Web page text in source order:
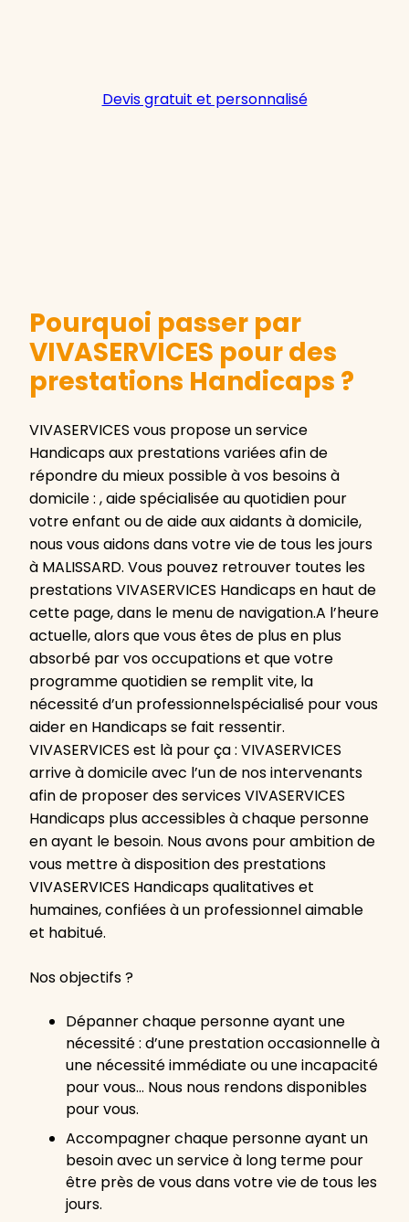
Devis gratuit et personnalisé
Pourquoi passer par
VIVASERVICES pour des
prestations Handicaps ?
VIVASERVICES vous propose un service
Handicaps aux prestations variées afin de
répondre du mieux possible à vos besoins à
domicile : , aide spécialisée au quotidien pour
votre enfant ou de aide aux aidants à domicile,
nous vous aidons dans votre vie de tous les jours
à MALISSARD. Vous pouvez retrouver toutes les
prestations VIVASERVICES Handicaps en haut de
cette page, dans le menu de navigation.A l’heure
actuelle, alors que vous êtes de plus en plus
absorbé par vos occupations et que votre
programme quotidien se remplit vite, la
nécessité d’un professionnelspécialisé pour vous
aider en Handicaps se fait ressentir.
VIVASERVICES est là pour ça : VIVASERVICES
arrive à domicile avec l’un de nos intervenants
afin de proposer des services VIVASERVICES
Handicaps plus accessibles à chaque personne
en ayant le besoin. Nous avons pour ambition de
vous mettre à disposition des prestations
VIVASERVICES Handicaps qualitatives et
humaines, confiées à un professionnel aimable
et habitué.
Nos objectifs ?
Dépanner chaque personne ayant une
nécessité : d’une prestation occasionnelle à
une nécessité immédiate ou une incapacité
pour vous… Nous nous rendons disponibles
pour vous.
Accompagner chaque personne ayant un
besoin avec un service à long terme pour
être près de vous dans votre vie de tous les
jours.